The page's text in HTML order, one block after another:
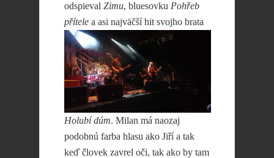
odspieval Zimu, bluesovku Pohřeb
přítele a asi najväčšíhit svojho brata
Holubí dúm. Milan má naozaj
podobnú farba hlasu ako Jiří a tak
keď človek zavrel oči, tak ako by tam